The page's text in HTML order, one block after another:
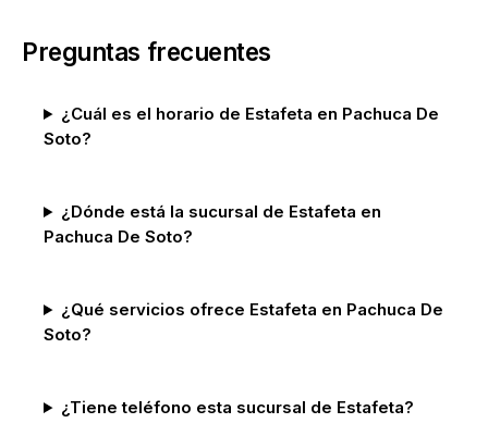
Preguntas frecuentes
¿Cuál es el horario de Estafeta en Pachuca De
Soto?
¿Dónde está la sucursal de Estafeta en
Pachuca De Soto?
¿Qué servicios ofrece Estafeta en Pachuca De
Soto?
¿Tiene teléfono esta sucursal de Estafeta?